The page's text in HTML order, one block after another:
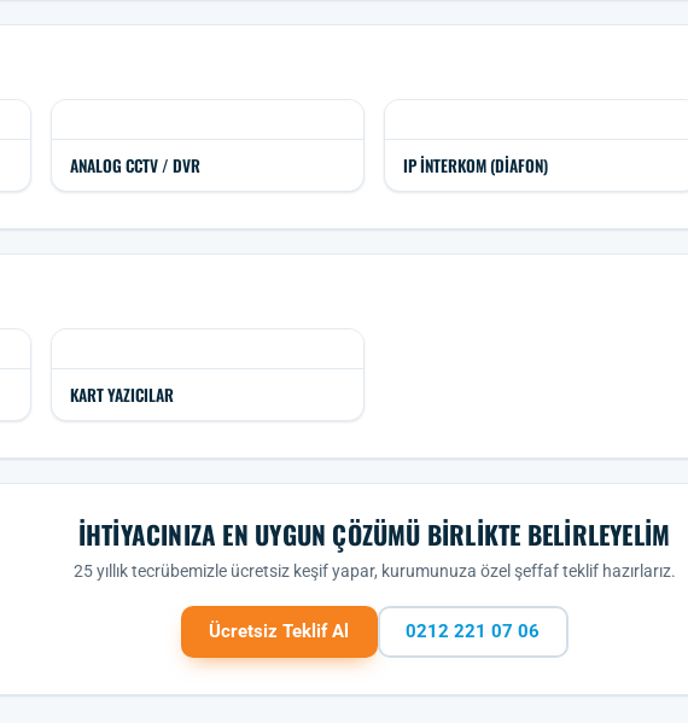
ANALOG CCTV / DVR IP İNTERKOM (DIAFON)
KART YAZICILAR
İHTIYACINIZA EN UYGUN ÇÖZÜMÜ BIRLIKTE BELIRLEYELIM
25 yıllık tecrübemizle ücretsiz keşif yapar, kurumunuza özel şeffaf teklif hazırlarız.
Ücretsiz Teklif Al 0212 221 07 06